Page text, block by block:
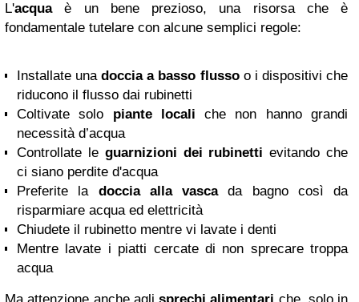
L'acquaè un bene prezioso, una risorsa che è
fondamentale tutelare con alcune semplici regole:
Installate unadoccia a basso flussoo i dispositivi che
riducono il flusso dai rubinetti
Coltivate solo piantelocali che non hanno grandi
necessità d’acqua
Controllate le guarnizioni dei rubinettievitando che
ci siano perdite d'acqua
Preferite la doccia alla vascada bagno così da
risparmiare acqua ed elettricità
Chiudete il rubinetto mentre vi lavate i denti
Mentre lavate i piatti cercate di non sprecare troppa
acqua